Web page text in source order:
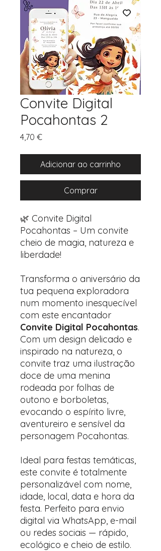
Convite Digital
Pocahontas 2
4,70 €Preço
Adicionar ao carrinho
Comprar
🌿 Convite Digital
Pocahontas – Um convite
cheio de magia, natureza e
liberdade!
Transforma o aniversário da
tua pequena exploradora
num momento inesquecível
com este encantador
Convite Digital Pocahontas.
Com um design delicado e
inspirado na natureza, o
convite traz uma ilustração
doce de uma menina
rodeada por folhas de
outono e borboletas,
evocando o espírito livre,
aventureiro e sensível da
personagem Pocahontas.
Ideal para festas temáticas,
este convite é totalmente
personalizável com nome,
idade, local, data e hora da
festa. Perfeito para envio
digital via WhatsApp, e-mail
ou redes sociais — rápido,
ecológico e cheio de estilo.